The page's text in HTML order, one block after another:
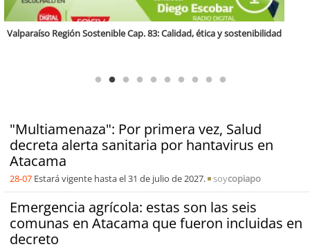
"Multiamenaza": Por primera vez, Salud
decreta alerta sanitaria por hantavirus en
Atacama
28-07 Estará vigente hasta el 31 de julio de 2027. soycopiapo
Emergencia agrícola: estas son las seis
comunas en Atacama que fueron incluidas en
decreto